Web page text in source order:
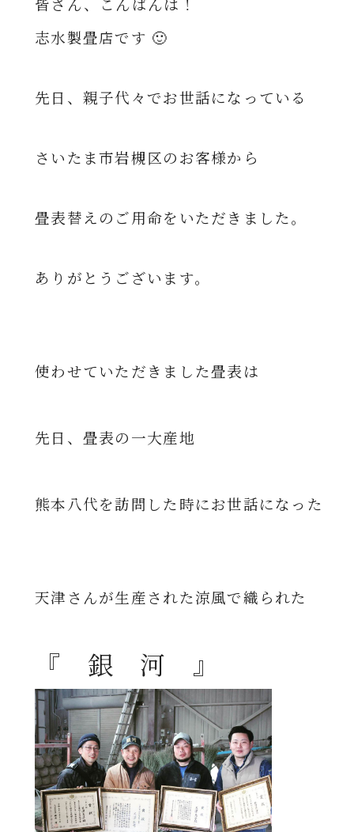
志水製畳店です 🙂
先日、親子代々でお世話になっている
さいたま市岩槻区のお客様から
畳表替えのご用命をいただきました。
ありがとうございます。
使わせていただきました畳表は
先日、畳表の一大産地
熊本八代を訪問した時にお世話になった
天津さんが生産された涼風で織られた
『 銀 河 』